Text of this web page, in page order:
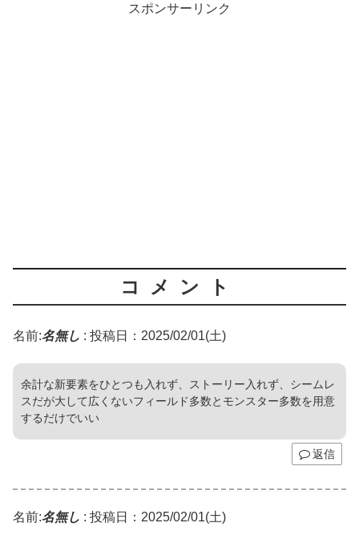
スポンサーリンク
コメント
名前:名無し : 投稿日：2025/02/01(土)
余計な新要素をひとつも入れず、ストーリー入れず、シームレ
スだが大して広くないフィールド多数とモンスター多数を用意
するだけでいい
返信
名前:名無し : 投稿日：2025/02/01(土)